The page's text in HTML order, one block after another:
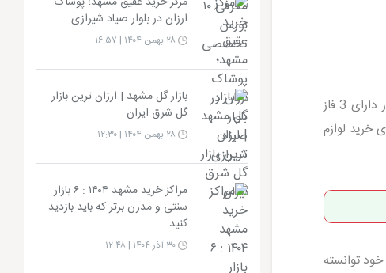
با اجرا و استفاده از معماری اسلامی و مهندسی بومی ایرانی پرداخته شده است. این بازار دارای 3 فاز
خرید لوازم
توانسته
ارزان در بلوار صیاد شیرازی
بازار گل مشهد | ارزان ترین بازار
گل شرق ایران
مراکز خرید مشهد ۱۴۰۴ : ۶ بازار
سنتی و مدرن برتر که باید بازدید
کنید
۳۰ آذر ۱۴۰۴ | ۱۲:۴۸